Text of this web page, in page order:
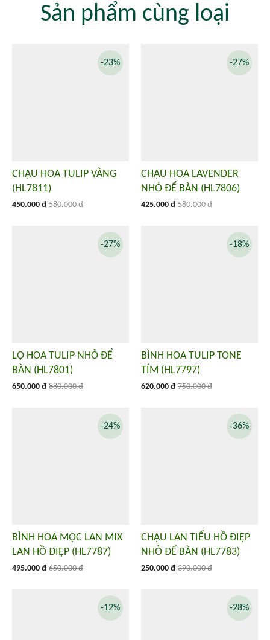
Sản phẩm cùng loại
CHẬU HOA TULIP VÀNG
(HL7811)
450.000 đ 580.000 đ
-23%
CHẬU HOA LAVENDER
NHỎ ĐỂ BÀN (HL7806)
425.000 đ 580.000 đ
-27%
LỌ HOA TULIP NHỎ ĐỂ
BÀN (HL7801)
650.000 đ 880.000 đ
-27%
BÌNH HOA TULIP TONE
TÍM (HL7797)
620.000 đ 750.000 đ
-18%
BÌNH HOA MỘC LAN MIX
LAN HỒ ĐIỆP (HL7787)
495.000 đ 650.000 đ
-24%
CHẬU LAN TIỂU HỒ ĐIỆP
NHỎ ĐỂ BÀN (HL7783)
250.000 đ 390.000 đ
-36%
-12% -28%